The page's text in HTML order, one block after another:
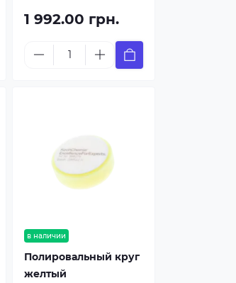
1 992.00 грн.
в наличии
Полировальный круг
желтый